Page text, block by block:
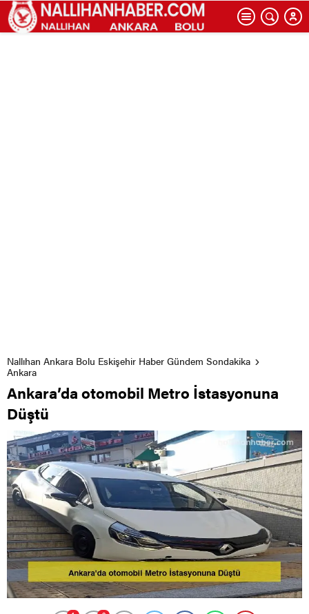
Nallıhan Ankara Bolu Eskişehir Haber Gündem Sondakika
Ankara
Ankara’da otomobil Metro İstasyonuna
Düştü